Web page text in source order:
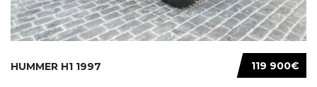
119 900€
HUMMER H1 1997